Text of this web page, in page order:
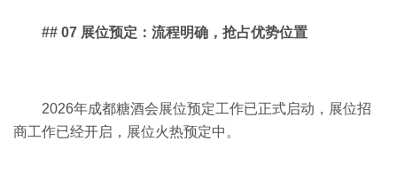
## 07 展位预定：流程明确，抢占优势位置
2026年成都糖酒会展位预定工作已正式启动，展位招
商工作已经开启，展位火热预定中。